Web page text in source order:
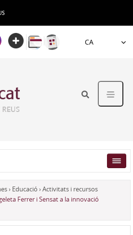
Idioma
› Educació ›Activitats i recursos
Ferrer i Sensat a la innovació